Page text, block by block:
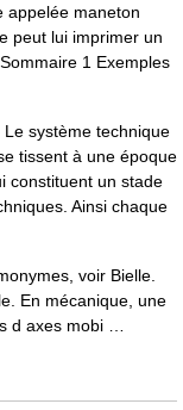
appelée maneton
peut lui imprimer un
1 Exemples
système technique
tissent à une époque
constituent un stade
Ainsi chaque
voir Bielle.
En mécanique, une
d axes mobi …